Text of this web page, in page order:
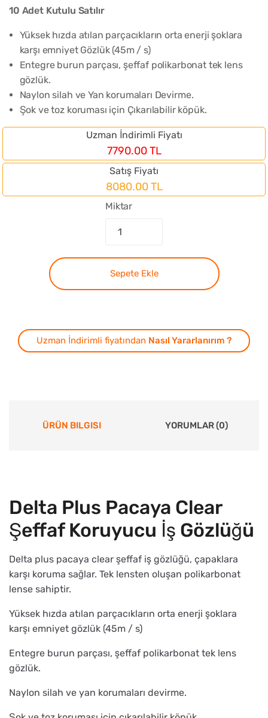
10 Adet Kutulu Satılır
Yüksek hızda atılan parçacıkların orta enerji şoklara
karşı emniyet Gözlük (45m / s)
Entegre burun parçası, şeffaf polikarbonat tek lens
gözlük.
Naylon silah ve Yan korumaları Devirme.
Şok ve toz koruması için Çıkarılabilir köpük.
Uzman İndirimli Fiyatı
7790.00 TL
Satış Fiyatı
8080.00 TL
Miktar
Sepete Ekle
Uzman İndirimli fiyatından Nasıl Yararlanırım ?
ÜRÜN BILGISI YORUMLAR (0)
Delta Plus Pacaya Clear
Şeffaf Koruyucu İş Gözlüğü
Delta plus pacaya clear şeffaf iş gözlüğü, çapaklara
karşı koruma sağlar. Tek lensten oluşan polikarbonat
lense sahiptir.
Yüksek hızda atılan parçacıkların orta enerji şoklara
karşı emniyet gözlük (45m / s)
Entegre burun parçası, şeffaf polikarbonat tek lens
gözlük.
Naylon silah ve yan korumaları devirme.